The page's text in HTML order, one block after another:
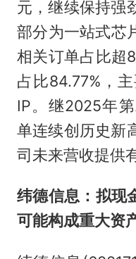
元，继续保持强
部分为一站式芯
相关订单占比超
占比84.77%，
IP。继2025年
单连续创历史新
司未来营收提供
纬德信息：拟现
可能构成重大资